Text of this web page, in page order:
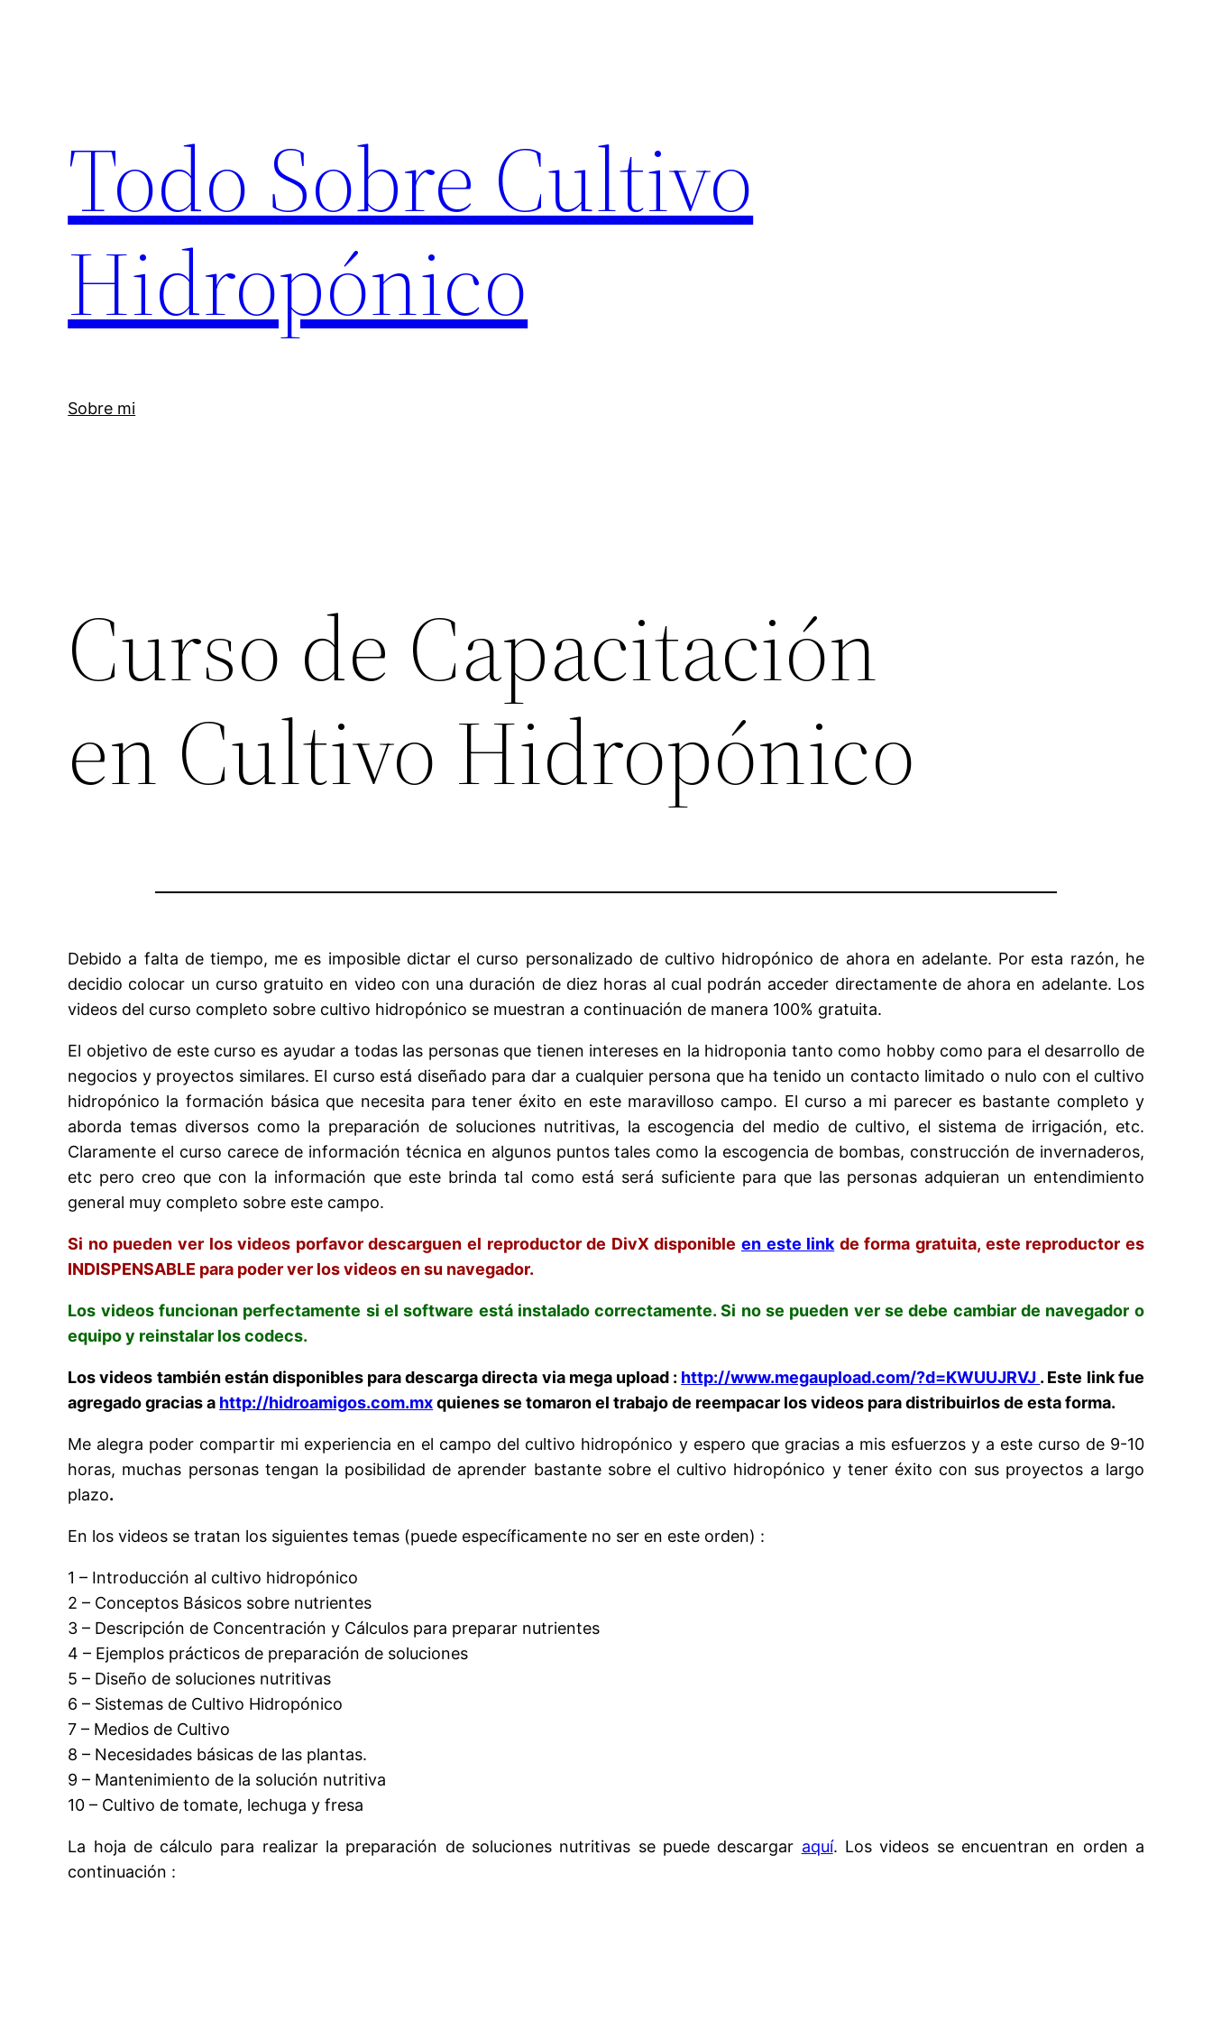
Todo Sobre Cultivo
Hidropónico
Sobre mi
Curso de Capacitación
en Cultivo Hidropónico
Debido a falta de tiempo, me es imposible dictar el curso personalizado de cultivo hidropónico de ahora en adelante. Por esta razón, he
decidio colocar un curso gratuito en video con una duración de diez horas al cual podrán acceder directamente de ahora en adelante. Los
videos del curso completo sobre cultivo hidropónico se muestran a continuación de manera 100% gratuita.
El objetivo de este curso es ayudar a todas las personas que tienen intereses en la hidroponia tanto como hobby como para el desarrollo de
negocios y proyectos similares. El curso está diseñado para dar a cualquier persona que ha tenido un contacto limitado o nulo con el cultivo
hidropónico la formación básica que necesita para tener éxito en este maravilloso campo. El curso a mi parecer es bastante completo y
aborda temas diversos como la preparación de soluciones nutritivas, la escogencia del medio de cultivo, el sistema de irrigación, etc.
Claramente el curso carece de información técnica en algunos puntos tales como la escogencia de bombas, construcción de invernaderos,
etc pero creo que con la información que este brinda tal como está será suficiente para que las personas adquieran un entendimiento
general muy completo sobre este campo.
Si no pueden ver los videos porfavor descarguen el reproductor de DivX disponibleen este link de forma gratuita, este reproductor es
INDISPENSABLE para poder ver los videos en su navegador.
Los videos funcionan perfectamente si el software está instalado correctamente. Si no se pueden ver se debe cambiar de navegador o
equipo y reinstalar los codecs.
Los videos también están disponibles para descarga directa via mega upload : http://www.megaupload.com/?d=KWUUJRVJ . Este link fue
agregado gracias a http://hidroamigos.com.mxquienes se tomaron el trabajo de reempacar los videos para distribuirlos de esta forma.
Me alegra poder compartir mi experiencia en el campo del cultivo hidropónico y espero que gracias a mis esfuerzos y a este curso de 9-10
horas, muchas personas tengan la posibilidad de aprender bastante sobre el cultivo hidropónico y tener éxito con sus proyectos a largo
plazo.
En los videos se tratan los siguientes temas (puede específicamente no ser en este orden) :
1 – Introducción al cultivo hidropónico
2 – Conceptos Básicos sobre nutrientes
3 – Descripción de Concentración y Cálculos para preparar nutrientes
4 – Ejemplos prácticos de preparación de soluciones
5 – Diseño de soluciones nutritivas
6 – Sistemas de Cultivo Hidropónico
7 – Medios de Cultivo
8 – Necesidades básicas de las plantas.
9 – Mantenimiento de la solución nutritiva
10 – Cultivo de tomate, lechuga y fresa
La hoja de cálculo para realizar la preparación de soluciones nutritivas se puede descargar aquí. Los videos se encuentran en orden a
continuación :